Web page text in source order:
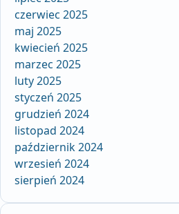
czerwiec 2025
maj 2025
kwiecień 2025
marzec 2025
luty 2025
styczeń 2025
grudzień 2024
listopad 2024
październik 2024
wrzesień 2024
sierpień 2024